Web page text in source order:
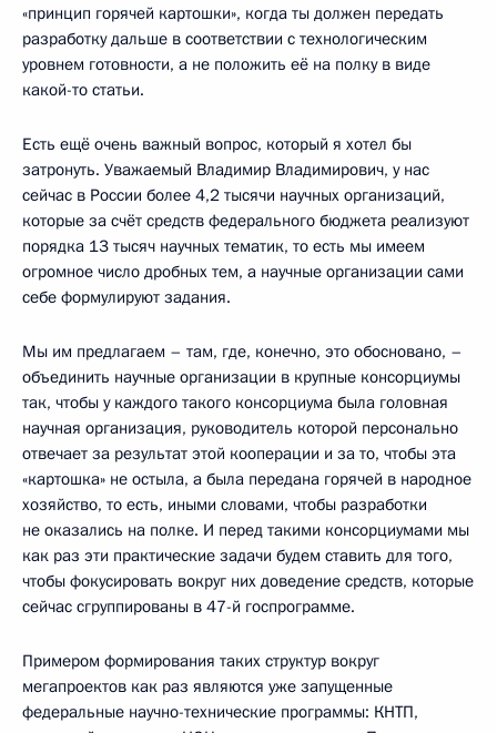
«принцип горячей картошки», когда ты должен передать
разработку дальше в соответствии с технологическим
уровнем готовности, а не положить её на полку в виде
какой-то статьи.
Есть ещё очень важный вопрос, который я хотел бы
затронуть. Уважаемый Владимир Владимирович, у нас
сейчас в России более 4,2 тысячи научных организаций,
которые за счёт средств федерального бюджета реализуют
порядка 13 тысяч научных тематик, то есть мы имеем
огромное число дробных тем, а научные организации сами
себе формулируют задания.
Мы им предлагаем – там, где, конечно, это обосновано, –
объединить научные организации в крупные консорциумы
так, чтобы у каждого такого консорциума была головная
научная организация, руководитель которой персонально
отвечает за результат этой кооперации и за то, чтобы эта
«картошка» не остыла, а была передана горячей в народное
хозяйство, то есть, иными словами, чтобы разработки
не оказались на полке. И перед такими консорциумами мы
как раз эти практические задачи будем ставить для того,
чтобы фокусировать вокруг них доведение средств, которые
сейчас сгруппированы в 47-й госпрограмме.
Примером формирования таких структур вокруг
мегапроектов как раз являются уже запущенные
федеральные научно-технические программы: КНТП,